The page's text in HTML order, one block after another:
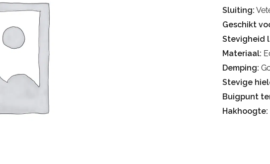
Sluiting:
Geschikt
Stevigheid
Materiaal:
Demping:
Stevige
Buigpunt
Hakhoogte: